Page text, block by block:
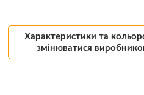
Характеристики та
змінюватися